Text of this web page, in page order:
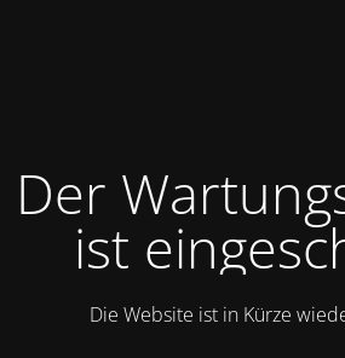
Der
ist
Die Website ist in Kürze